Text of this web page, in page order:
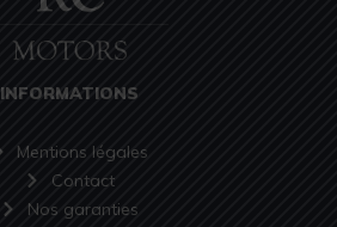
INFORMATIONS
Mentions légales
Contact
Nos garanties